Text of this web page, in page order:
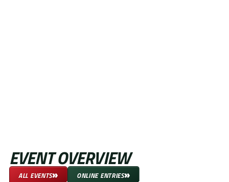
EVENT OVERVIEW
ALL EVENTS» ONLINE ENTRIES»